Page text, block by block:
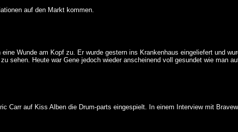
auf den Markt kommen.
Wunde am Kopf zu. Er wurde gestern ins Krankenhaus eingeliefert und
sehen. Heute war Gene jedoch wieder anscheinend voll gesundet wie man
auf Kiss Alben die Drum-parts eingespielt. In einem Interview mit